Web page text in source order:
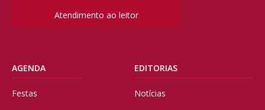
Atendimento ao leitor
AGENDA
Festas
EDITORIAS
Notícias